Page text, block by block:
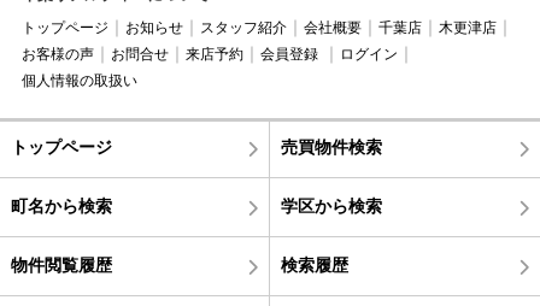
トップページ お知らせ スタッフ紹介 会社概要 千葉店
木更津店
お客様の声
お問合せ 来店予約 会員登録
ログイン
個人情報の取扱い
トップページ 売買物件検索
町名から検索 学区から検索
物件閲覧履歴 検索履歴